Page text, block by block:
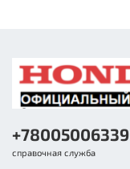
+78005006339
справочная служба